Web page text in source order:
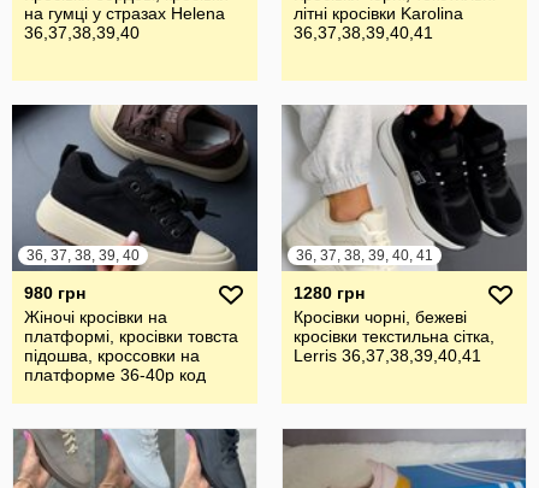
на гумці у стразах Helena
36,37,38,39,40
літні кросівки Karolina
36,37,38,39,40,41
36, 37, 38, 39, 40
980 грн
Жіночі кросівки на
платформі, кросівки товста
підошва, кроссовки на
платформе 36-40р код
36, 37, 38, 39, 40, 41
1280 грн
Кросівки чорні, бежеві
кросівки текстильна сітка,
Lerris 36,37,38,39,40,41